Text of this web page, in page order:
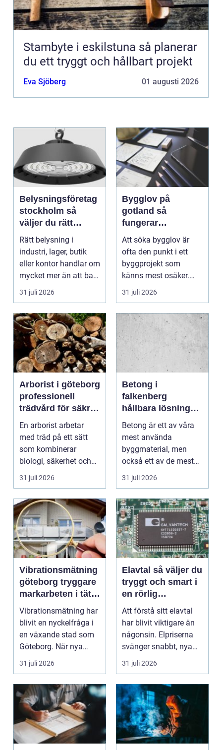
Stambyte i eskilstuna så planerar
du ett tryggt och hållbart projekt
Eva Sjöberg 01 augusti 2026
Belysningsföretag
stockholm så
väljer du rätt
partner för
professionell
ljussättning
Rätt belysning i
industri, lager, butik
eller kontor handlar om
mycket mer än att bara
få det ljust....
31 juli 2026
Bygglov på
gotland så
fungerar
processen från idé
till godkänt beslut
Att söka bygglov är
ofta den punkt i ett
byggprojekt som
känns mest osäker.
Frågorna hopar sig:
vilk...
31 juli 2026
Arborist i göteborg
professionell
trädvård för säkra
och friska träd
En arborist arbetar
med träd på ett sätt
som kombinerar
biologi, säkerhet och
hantverk. I en stad so...
31 juli 2026
Betong i
falkenberg
hållbara lösningar
för grund, golv
och utemiljö
Betong är ett av våra
mest använda
byggmaterial, men
också ett av de mest
missförstådda. Många
tänke...
31 juli 2026
Vibrationsmätning
göteborg tryggare
markarbeten i tät
stadsmiljö
Vibrationsmätning har
blivit en nyckelfråga i
en växande stad som
Göteborg. När nya
bostäder, broar,...
31 juli 2026
Elavtal så väljer du
tryggt och smart i
en rörlig
elmarknad
Att förstå sitt elavtal
har blivit viktigare än
någonsin. Elpriserna
svänger snabbt, nya
typer av av...
31 juli 2026